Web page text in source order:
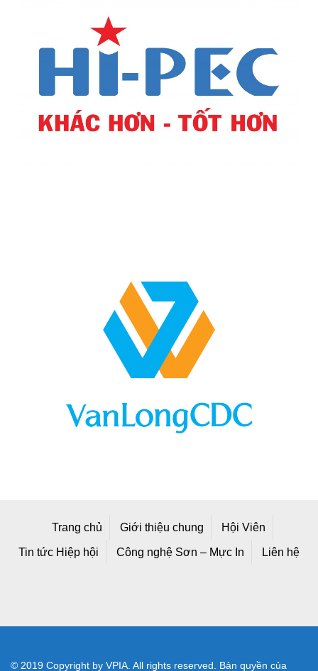
Trang chủ Giới thiệu chung Hội Viên
Tin tức Hiệp hội Công nghệ Sơn – Mực In Liên hệ
© 2019 Copyright by VPIA. All rights reserved. Bản quyền của